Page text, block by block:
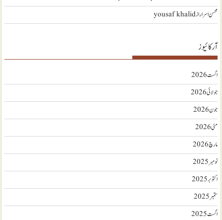
محسن اسرارازyousaf khalid
آرکائیوز
اگست 2026
جولائی 2026
جون 2026
مئی 2026
مارچ 2026
نومبر 2025
اکتوبر 2025
ستمبر 2025
اگست 2025